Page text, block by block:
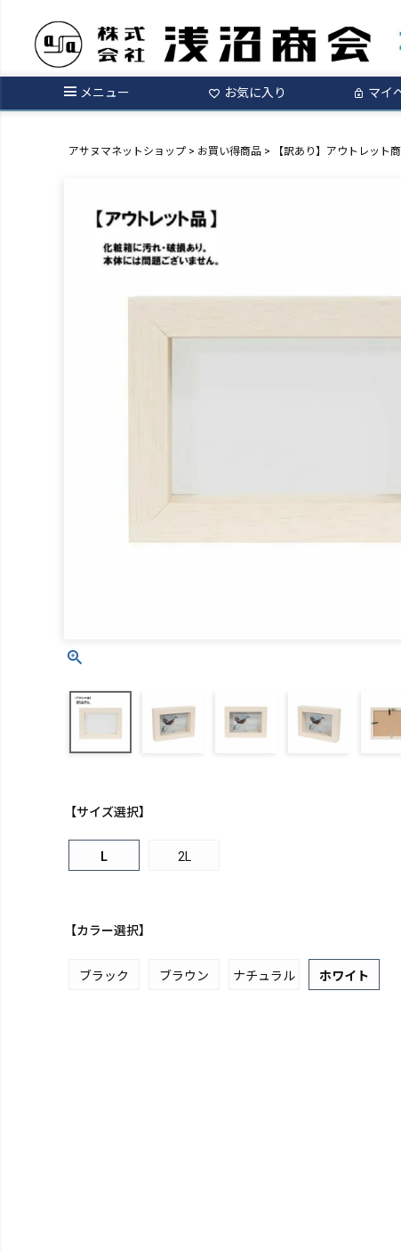
メニュー お気に入り マイ
アサヌマネットショップ お買い得商品 【訳あり】アウトレット
【サイズ選択】
L 2L
【カラー選択】
ブラック ブラウン ナチュラル ホワイト